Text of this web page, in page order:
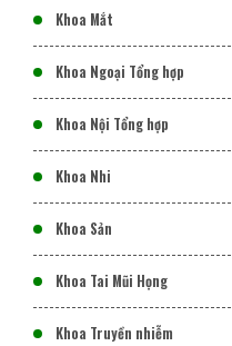
Khoa Mắt
Khoa Ngoại Tổng hợp
Khoa Nội Tổng hợp
Khoa Nhi
Khoa Sản
Khoa Tai Mũi Họng
Khoa Truyền nhiễm